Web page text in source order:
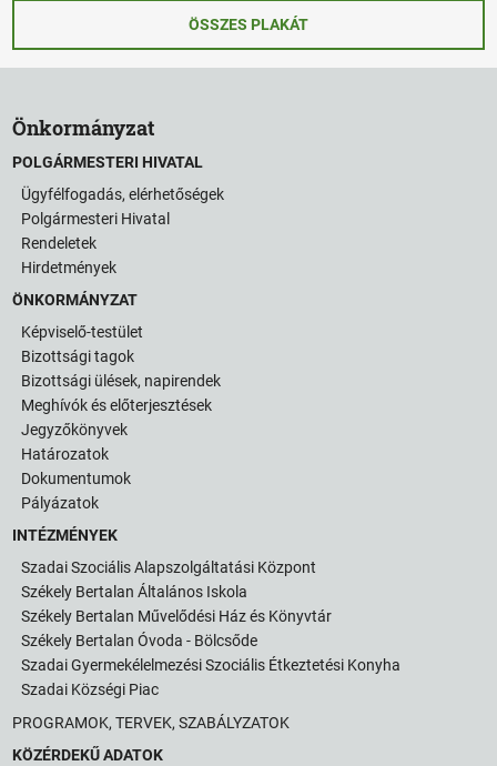
ÖSSZES PLAKÁT
Önkormányzat
POLGÁRMESTERI HIVATAL
Ügyfélfogadás, elérhetőségek
Polgármesteri Hivatal
Rendeletek
Hirdetmények
ÖNKORMÁNYZAT
Képviselő-testület
Bizottsági tagok
Bizottsági ülések, napirendek
Meghívók és előterjesztések
Jegyzőkönyvek
Határozatok
Dokumentumok
Pályázatok
INTÉZMÉNYEK
Szadai Szociális Alapszolgáltatási Központ
Székely Bertalan Általános Iskola
Székely Bertalan Művelődési Ház és Könyvtár
Székely Bertalan Óvoda - Bölcsőde
Szadai Gyermekélelmezési Szociális Étkeztetési Konyha
Szadai Községi Piac
PROGRAMOK, TERVEK, SZABÁLYZATOK
KÖZÉRDEKŰ ADATOK